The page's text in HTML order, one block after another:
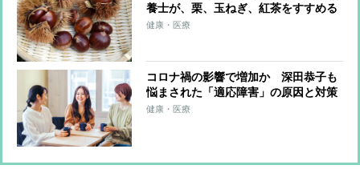
養士が、栗、玉ねぎ、紅茶をすすめる
理由
健康・医療
コロナ禍の影響で増加か 深田恭子も
悩まされた「適応障害」の原因と対策
健康・医療